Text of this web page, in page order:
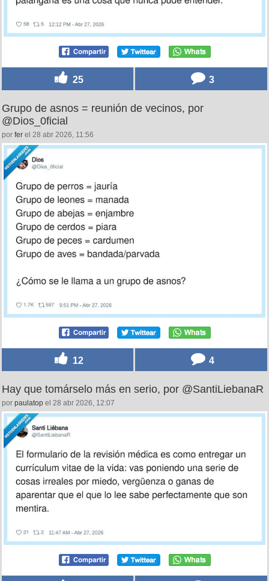
25 3
Grupo de asnos = reunión de vecinos, por
@Dios_0ficial
por fer el 28 abr 2026, 11:56
12 4
Hay que tomárselo más en serio, por @SantiLiebanaR
por paulatop el 28 abr 2026, 12:07